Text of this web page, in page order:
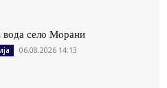
вода село Морани
06.08.2026 14:13